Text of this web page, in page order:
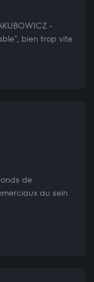
-
bien trop vite
de
au sein